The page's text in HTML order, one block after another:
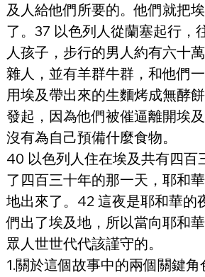
及人給他們所要的。他們就把
了。37 以色列人從蘭塞起行，
人孩子，步行的男人約有六十
雜人，並有羊群牛群，和他們
用埃及帶出來的生麵烤成無酵
發起，因為他們被催逼離開埃
沒有為自己預備什麼食物。
40 以色列人住在埃及共有四百
了四百三十年的那一天，耶和
地出來了。42 這夜是耶和華的
們出了埃及地，所以當向耶和
眾人世世代代該謹守的。
1.關於這個故事中的兩個關鍵